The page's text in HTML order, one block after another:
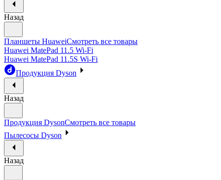
Назад
Планшеты HuaweiСмотреть все товары
Huawei MatePad 11.5 Wi-Fi
Huawei MatePad 11.5S Wi-Fi
Продукция Dyson
Назад
Продукция DysonСмотреть все товары
Пылесосы Dyson
Назад